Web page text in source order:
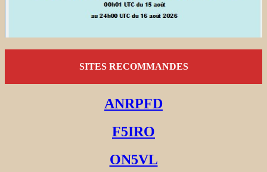
SITES RECOMMANDES
ANRPFD
F5IRO
ON5VL